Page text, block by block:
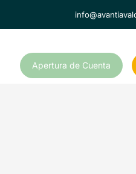
Apertura de Cuenta